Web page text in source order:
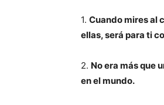
1. Cuando mires al
ellas, será para ti
2. No era más que
en el mundo.